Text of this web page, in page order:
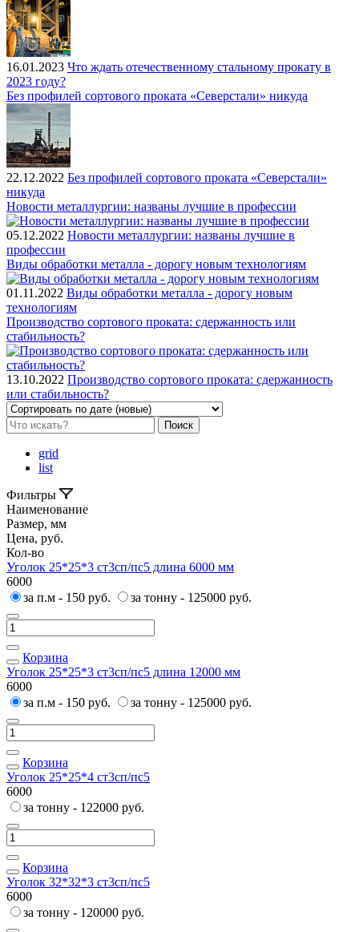
16.01.2023 Что ждать отечественному стальному прокату в
2023 году?
Без профилей сортового проката «Северстали» никуда
22.12.2022 Без профилей сортового проката «Северстали»
никуда
Новости металлургии: названы лучшие в профессии
05.12.2022 Новости металлургии: названы лучшие в
профессии
Виды обработки металла - дорогу новым технологиям
01.11.2022 Виды обработки металла - дорогу новым
технологиям
Производство сортового проката: сдержанность или
стабильность?
13.10.2022 Производство сортового проката: сдержанность
или стабильность?
Поиск
grid
list
Фильтры
Наименование
Размер, мм
Цена, руб.
Кол-во
Уголок 25*25*3 ст3сп/пс5 длина 6000 мм
6000
за п.м - 150 руб.
за тонну - 125000 руб.
Корзина
Уголок 25*25*3 ст3сп/пс5 длина 12000 мм
6000
за п.м - 150 руб.
за тонну - 125000 руб.
Корзина
Уголок 25*25*4 ст3сп/пс5
6000
за тонну - 122000 руб.
Корзина
Уголок 32*32*3 ст3сп/пс5
6000
за тонну - 120000 руб.